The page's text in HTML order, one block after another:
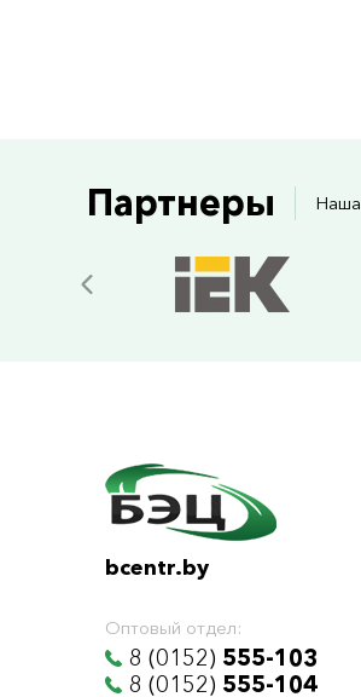
Партнеры
bcentr.by
Оптовый отдел:
8 (0152) 555-103
8 (0152) 555-104